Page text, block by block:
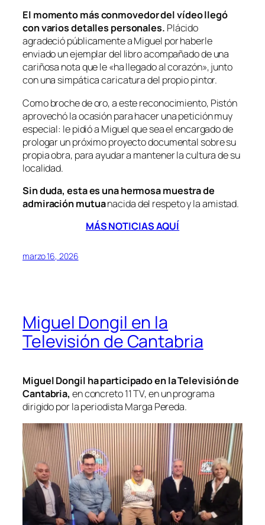
El momento más conmovedor del vídeo llegó
con varios detalles personales. Plácido
agradeció públicamente a Miguel por haberle
enviado un ejemplar del libro acompañado de una
cariñosa nota que le «ha llegado al corazón», junto
con una simpática caricatura del propio pintor.
Como broche de oro, a este reconocimiento, Pistón
aprovechó la ocasión para hacer una petición muy
especial: le pidió a Miguel que sea el encargado de
prologar un próximo proyecto documental sobre su
propia obra, para ayudar a mantener la cultura de su
localidad.
Sin duda, esta es una hermosa muestra de
admiración mutuanacida del respeto y la amistad.
MÁS NOTICIAS AQUÍ
marzo 16, 2026
Miguel Dongil en la
Televisión de Cantabria
Miguel Dongil ha participado en la Televisión de
Cantabria, en concreto 11 TV, en un programa
dirigido por la periodista Marga Pereda.